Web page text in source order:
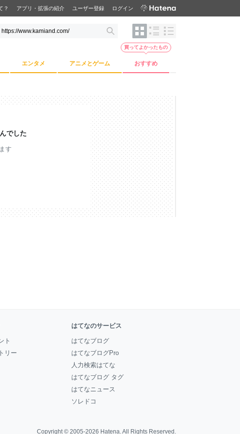
？ アプリ・拡張の紹介 ユーザー登録 ログイン
エンタメ アニメとゲーム おすすめ
買ってよかったもの
でした
す
ト
リー
はてなのサービス
はてなブログ
はてなブログPro
人力検索はてな
はてなブログ タグ
はてなニュース
ソレドコ
Copyright © 2005-2026 Hatena. All Rights Reserved.